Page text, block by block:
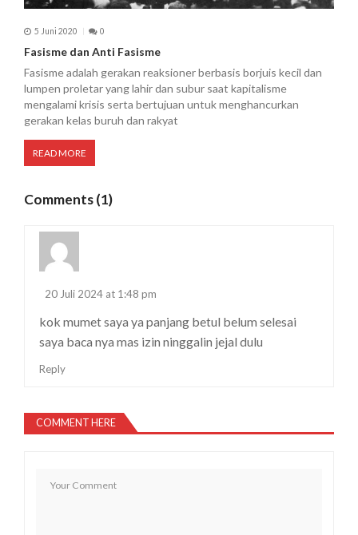
5 Juni 2020 0
Fasisme dan Anti Fasisme
Fasisme adalah gerakan reaksioner berbasis borjuis kecil dan
lumpen proletar yang lahir dan subur saat kapitalisme
mengalami krisis serta bertujuan untuk menghancurkan
gerakan kelas buruh dan rakyat
READ MORE
Comments (1)
20 Juli 2024 at 1:48 pm
kok mumet saya ya panjang betul belum selesai
saya baca nya mas izin ninggalin jejal dulu
Reply
COMMENT HERE